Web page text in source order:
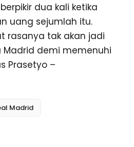
dua kali ketika
uang sejumlah itu.
rasanya tak akan jadi
Madrid demi memenuhi
Prasetyo –
Madrid